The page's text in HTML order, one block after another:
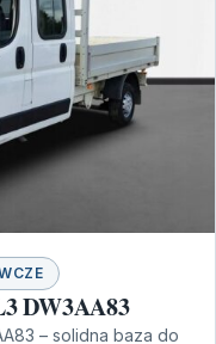
DW3AA83
– solidna baza do